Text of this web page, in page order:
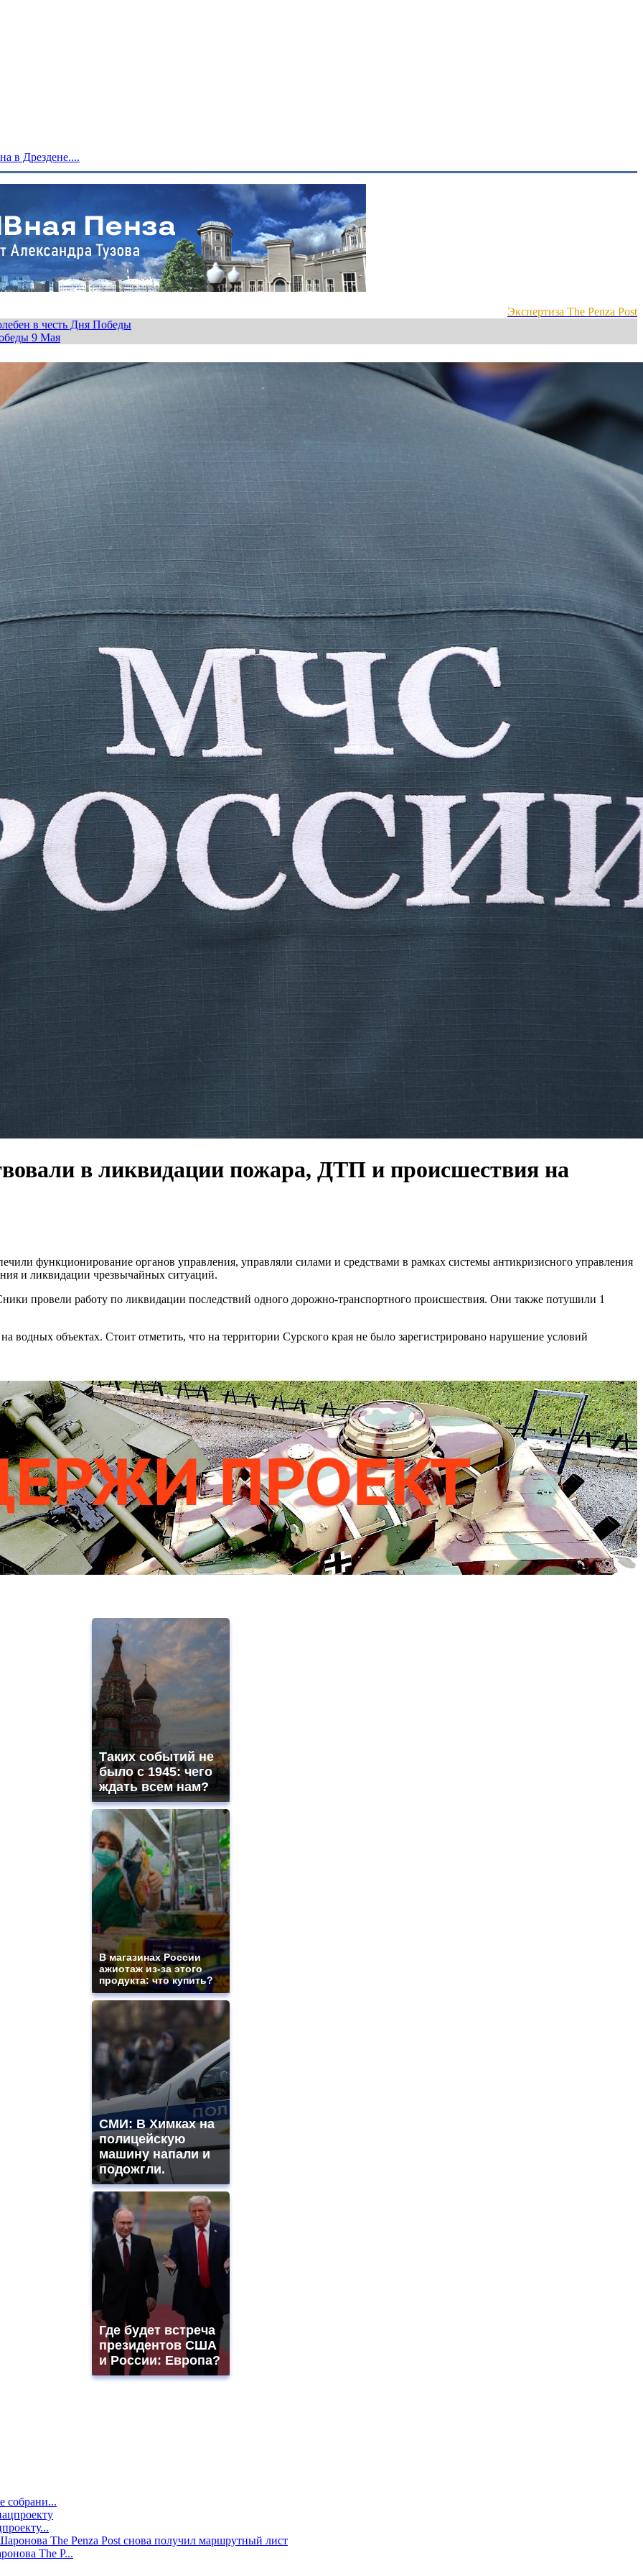
в Дрездене....
Экспертиза The Penza Post
в честь Дня Победы
9 Мая
в ликвидации пожара, ДТП и происшествия на
функционирование органов управления, управляли силами и средствами в рамках системы антикризисного управления
и ликвидации чрезвычайных ситуаций.
провели работу по ликвидации последствий одного дорожно-транспортного происшествия. Они также потушили 1
объектах. Стоит отметить, что на территории Сурского края не было зарегистрировано нарушение условий
Таких событий не
было с 1945: чего
ждать всем нам?
В магазинах России
ажиотаж из-за этого
продукта: что купить?
СМИ: В Химках на
полицейскую
машину напали и
подожгли.
Где будет встреча
президентов США
и России: Европа?
собрани...
The P...